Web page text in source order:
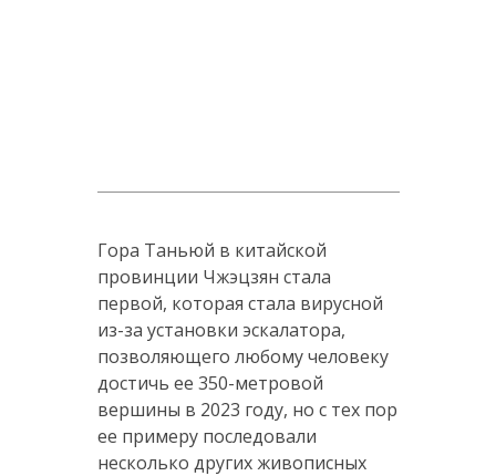
Гора Таньюй в китайской
провинции Чжэцзян стала
первой, которая стала вирусной
из-за установки эскалатора,
позволяющего любому человеку
достичь ее 350-метровой
вершины в 2023 году, но с тех пор
ее примеру последовали
несколько других живописных